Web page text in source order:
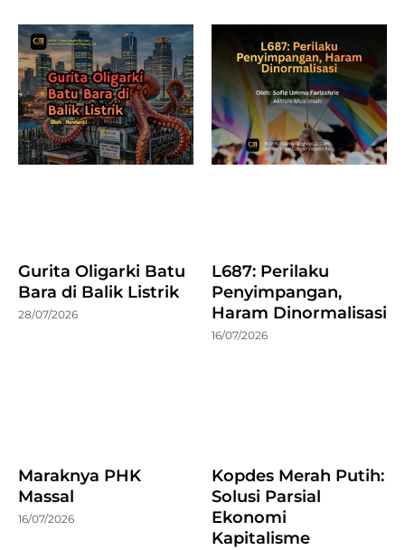
Gurita Oligarki Batu
Bara di Balik Listrik
28/07/2026
L687: Perilaku
Penyimpangan,
Haram Dinormalisasi
16/07/2026
Maraknya PHK
Massal
16/07/2026
Kopdes Merah Putih:
Solusi Parsial
Ekonomi
Kapitalisme